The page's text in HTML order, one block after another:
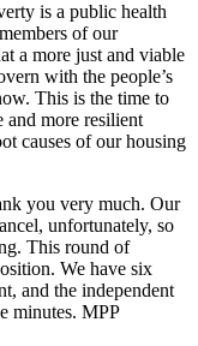
is a public health
of our
a more just and viable
with the people’s
This is the time to
and more resilient
causes of our housing
you very much. Our
unfortunately, so
This round of
We have six
and the independent
minutes. MPP